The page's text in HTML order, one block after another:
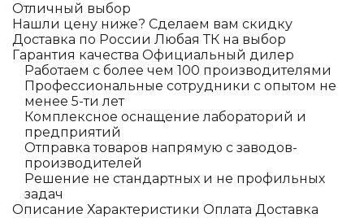
Отличный выбор
Нашли цену ниже? Сделаем вам скидку
Доставка по России Любая ТК на выбор
Гарантия качества Официальный дилер
Работаем с более чем 100 производителями
Профессиональные сотрудники с опытом не
менее 5-ти лет
Комплексное оснащение лабораторий и
предприятий
Отправка товаров напрямую с заводов-
производителей
Решение не стандартных и не профильных
задач
Описание Характеристики Оплата Доставка